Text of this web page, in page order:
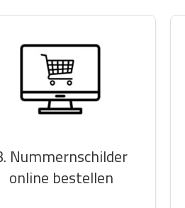
Nummernschilder
online bestellen